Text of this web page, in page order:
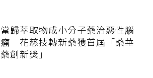
當歸萃取物成小分子藥治惡性腦
瘤 花慈技轉新藥獲首屆「藥華
藥創新獎」